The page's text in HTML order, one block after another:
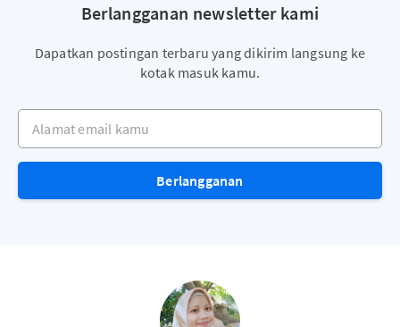
Berlangganan newsletter kami
Dapatkan postingan terbaru yang dikirim langsung ke
kotak masuk kamu.
Alamat email kamu
Berlangganan